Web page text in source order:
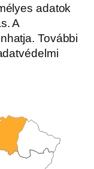
adatok
A
További